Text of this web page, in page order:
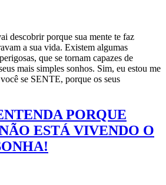
descobrir porque sua mente te faz
a sua vida. Existem algumas
que se tornam capazes de
mais simples sonhos. Sim, eu estou me
se SENTE, porque os seus
PORQUE
ESTÁ VIVENDO O